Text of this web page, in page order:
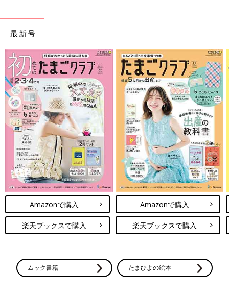
をしていたので、離婚をしたからと言って、大きくは変わってい
ないです。子どもたちは私と一緒に住んでいて、定期的にパパに
会っています。
元夫とは、今も連絡を頻繁に取っていますね。子どもたちの学校
のことを話したり、イベントごとには必ず来てもらうので、それ
を連絡している感じです。
子どもたちに対しては、「これから先も世界に1人だけのパパだ
から、会いたいときにいつでも会いに行っていいよ」と話してい
ます。行きたかったら行けばいいし、嫌だったらすぐに迎えにい
くから、自由に選んでほしいと思っているんです。
子どもたちには、離婚についてもきちんと話しました。「ママと
パパは結婚して一緒に暮らしていたけど、大きなけんかをしちゃ
って、ママとパパは夫婦ではなくなったの。でも、あなたたちの
ママとパパであることは変わりないから、何かあったら、ママで
もいいしパパでもいいし、パパ方のおじいちゃんおばあちゃん
――熊田さん自身も母子家庭で育ったということで、お母さまと
の関係で思うところはありますか？
最新号
Amazonで購入
楽天ブックスで購入
Amazonで購入
楽天ブックスで購入
ムック書籍 たまひよの絵本